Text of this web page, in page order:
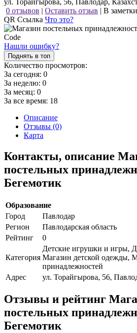
0 отзывов | Оставить отзыв | В заметки
QR Ссылка Что это?
Нашли ошибку?
Поднять в топ
Количество просмотров:
За сегодня: 0
За неделю: 0
За месяц: 0
За все время: 18
Описание
Отзывы (0)
Карта
Контакты, описание
постельных
Бегемотик
Образование
Город
Павлодар
Регион
Павлодарская область
Рейтинг
0
Категория
Детские игрушки и игры,
Магазин детской одежды,
принадлежностей
Адрес
ул. Торайгырова, 56,
Отзывы и рейтинг
постельных
Бегемотик